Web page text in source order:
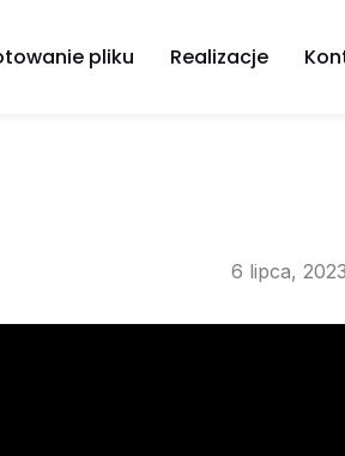
pliku Realizacje
6 lipca, 2023